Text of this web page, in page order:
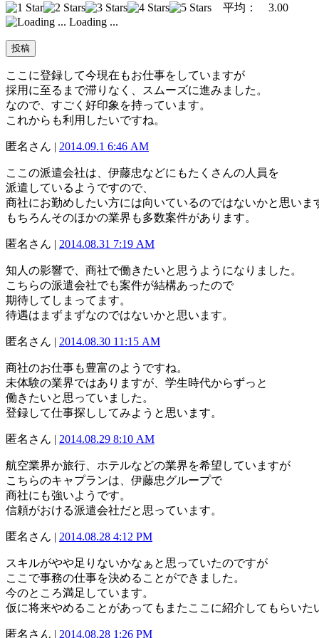
平均： 3.00
Loading ...
ここに登録して今現在もお仕事をしていますが
採用に至るまで滞りなく、スムーズに進みました。
なので、すごく好印象を持っています。
これからも利用したいですね。
匿名さん | 2014.09.1 6:46 AM
ここの派遣会社は、伊藤忠などにもたくさんの人員を
派遣しているようですので、
商社にお勤めしたい方には向いているのではないかと思いま
もちろんそのほかの業界も多数案件があります。
匿名さん | 2014.08.31 7:19 AM
知人の影響で、商社で働きたいと思うようになりました。
こちらの派遣会社でも案件が結構あったので
期待してしまってます。
待遇はまずまずなのではないかと思います。
匿名さん | 2014.08.30 11:15 AM
商社のお仕事も豊富のようですね。
未体験の業界ではありますが、学生時代からずっと
働きたいと思っていました。
登録して仕事探ししてみようと思います。
匿名さん | 2014.08.29 8:10 AM
航空業界か旅行、ホテルなどの業界を希望していますが
こちらのキャプランは、伊藤忠グループで
商社にも強いようです。
信頼がおける派遣会社だと思っています。
匿名さん | 2014.08.28 4:12 PM
スキルがやや足りないかなぁと思っていたのですが
ここで事務の仕事を決めることができました。
今のところ満足しています。
仮に将来やめることがあってもまたここに紹介してもらいた
匿名さん | 2014.08.28 1:26 PM